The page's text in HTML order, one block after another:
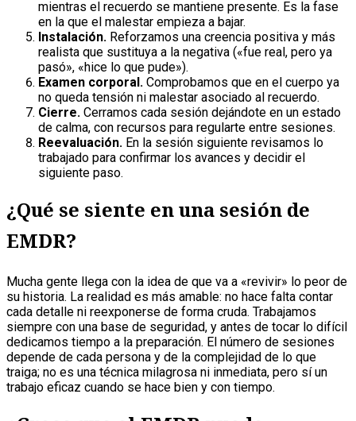
mientras el recuerdo se mantiene presente. Es la fase
en la que el malestar empieza a bajar.
Instalación. Reforzamos una creencia positiva y más
realista que sustituya a la negativa («fue real, pero ya
pasó», «hice lo que pude»).
Examen corporal. Comprobamos que en el cuerpo ya
no queda tensión ni malestar asociado al recuerdo.
Cierre. Cerramos cada sesión dejándote en un estado
de calma, con recursos para regularte entre sesiones.
Reevaluación. En la sesión siguiente revisamos lo
trabajado para confirmar los avances y decidir el
siguiente paso.
¿Qué se siente en una sesión de
EMDR?
Mucha gente llega con la idea de que va a «revivir» lo peor de
su historia. La realidad es más amable: no hace falta contar
cada detalle ni reexponerse de forma cruda. Trabajamos
siempre con una base de seguridad, y antes de tocar lo difícil
dedicamos tiempo a la preparación. El número de sesiones
depende de cada persona y de la complejidad de lo que
traiga; no es una técnica milagrosa ni inmediata, pero sí un
trabajo eficaz cuando se hace bien y con tiempo.